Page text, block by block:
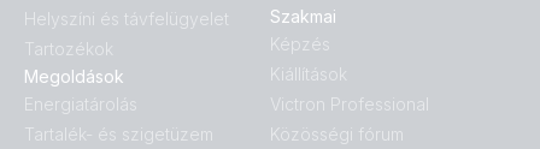
Helyszíni és távfelügyelet
Tartozékok
Megoldások
Energiatárolás
Tartalék- és szigetüzem
Szakmai
Képzés
Kiállítások
Victron Professional
Közösségi fórum